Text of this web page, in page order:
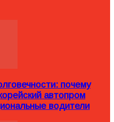
почему
автопром
водители